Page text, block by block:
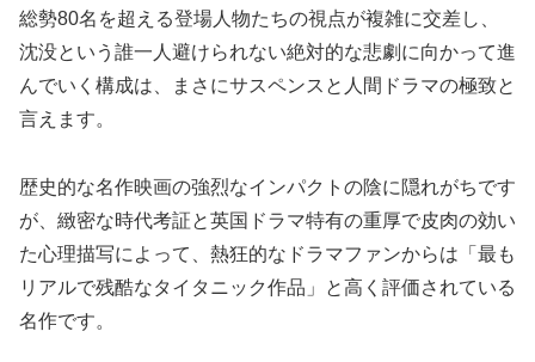
総勢80名を超える登場人物たちの視点が複雑に交差し、
沈没という誰一人避けられない絶対的な悲劇に向かって進
んでいく構成は、まさにサスペンスと人間ドラマの極致と
言えます。
歴史的な名作映画の強烈なインパクトの陰に隠れがちです
が、緻密な時代考証と英国ドラマ特有の重厚で皮肉の効い
た心理描写によって、熱狂的なドラマファンからは「最も
リアルで残酷なタイタニック作品」と高く評価されている
名作です。